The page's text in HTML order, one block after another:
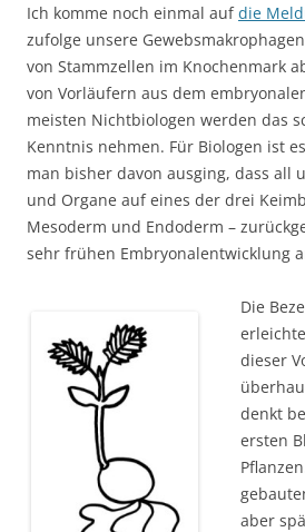
Ich komme noch einmal aufdie
zufolge unsere
von Stammzellen im Knochenmark
von Vorläufern aus dem
meisten Nichtbiologen werden das
Kenntnis nehmen. Für Biologen ist
man bisher davon ausging, dass all
und Organe auf eines der drei
Mesoderm und Endoderm –
sehr frühen Embryonalentwicklung
Die
dieser
denkt
ersten
aber